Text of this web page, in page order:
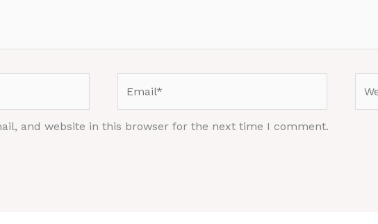
and website in this browser for the next time I comment.